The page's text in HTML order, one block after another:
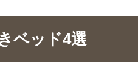
ベッド4選